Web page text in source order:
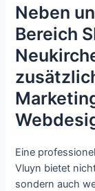
Neben
Bereich
Eine
Vluyn bietet
sondern auch